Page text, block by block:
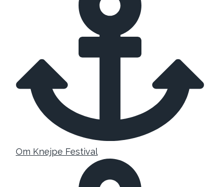
Om Knejpe Festival